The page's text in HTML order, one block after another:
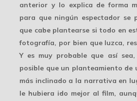
anterior y lo explica de forma
para que ningún espectador se
que cabe plantearse si todo en
fotografía, por bien que luzca,
Y es muy probable que así
posible que un planteamiento de
más inclinado a la narrativa en
le hubiera ido mejor al film,